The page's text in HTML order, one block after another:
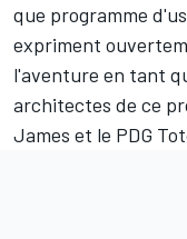
que programme
expriment
l'aventure en tant
architectes de ce
James et le PDG